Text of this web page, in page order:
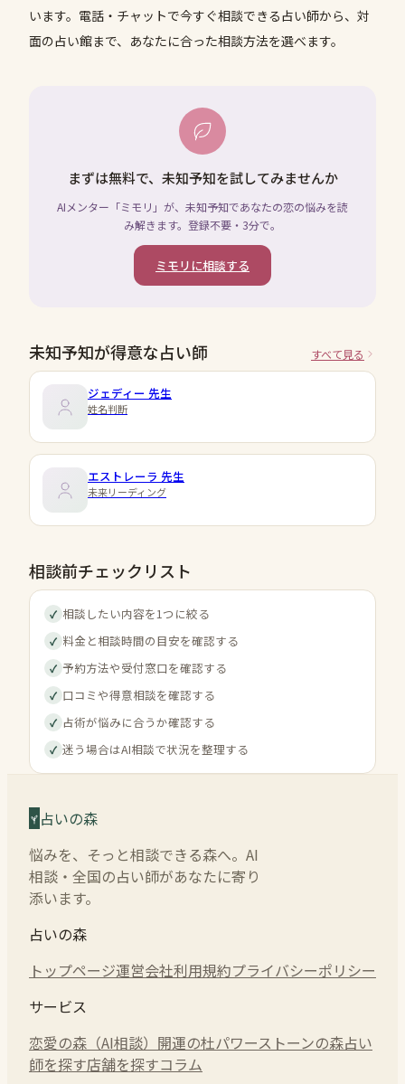
います。電話・チャットで今すぐ相談できる占い師から、対
面の占い館まで、あなたに合った相談方法を選べます。
まずは無料で、未知予知を試してみませんか
AIメンター「ミモリ」が、未知予知であなたの恋の悩みを読
み解きます。登録不要・3分で。
ミモリに相談する
未知予知が得意な占い師 すべて見る
ジェディー 先生
姓名判断
エストレーラ 先生
未来リーディング
相談前チェックリスト
✓ 相談したい内容を1つに絞る
✓ 料金と相談時間の目安を確認する
✓ 予約方法や受付窓口を確認する
✓ 口コミや得意相談を確認する
✓ 占術が悩みに合うか確認する
✓ 迷う場合はAI相談で状況を整理する
占いの森
悩みを、そっと相談できる森へ。AI
相談・全国の占い師があなたに寄り
添います。
占いの森
トップページ運営会社利用規約プライバシーポリシー
サービス
恋愛の森（AI相談） 開運の杜パワーストーンの森占い
師を探す店舗を探すコラム